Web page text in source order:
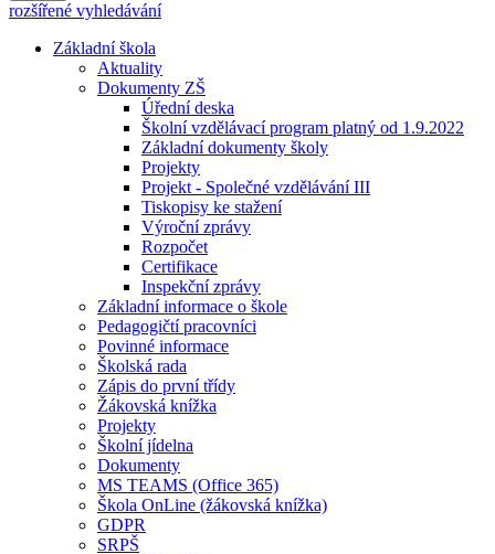
rozšířené vyhledávání
Základní škola
Aktuality
Dokumenty ZŠ
Úřední deska
Školní vzdělávací program platný od 1.9.2022
Základní dokumenty školy
Projekty
Projekt - Společné vzdělávání III
Tiskopisy ke stažení
Výroční zprávy
Rozpočet
Certifikace
Inspekční zprávy
Základní informace o škole
Pedagogičtí pracovníci
Povinné informace
Školská rada
Zápis do první třídy
Žákovská knížka
Projekty
Školní jídelna
Dokumenty
MS TEAMS (Office 365)
Škola OnLine (žákovská knížka)
GDPR
SRPŠ